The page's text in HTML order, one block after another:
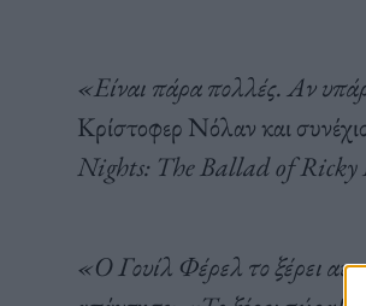
«Είναι πάρα πολλές. Αν
Κρίστοφερ Νόλαν και
Nights: The Ballad of Ricky
«Ο Γουίλ Φέρελ το ξέρει